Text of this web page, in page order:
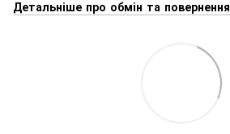
Детальніше про обмін та повернення